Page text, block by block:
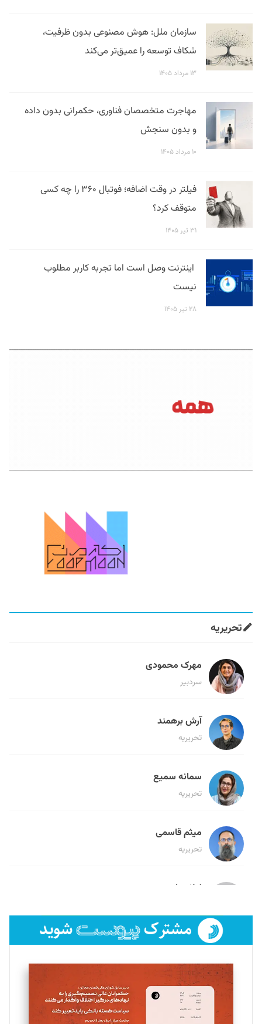
سازمان ملل: هوش مصنوعی بدون ظرفیت،
شکاف توسعه را عمیق‌تر می‌کند
۱۳ مرداد ۱۴۰۵
مهاجرت متخصصان فناوری، حکمرانی بدون داده
و بدون سنجش
۱۰ مرداد ۱۴۰۵
فیلتر در وقت اضافه؛ فوتبال ۳۶۰ را چه کسی
متوقف کرد؟
۳۱ تیر ۱۴۰۵
اینترنت وصل است اما تجربه کاربر مطلوب
نیست
۲۸ تیر ۱۴۰۵
تحریریه
مهرک محمودی
سردبیر
آرش برهمند
تحریریه
سمانه سمیع
تحریریه
میثم قاسمی
تحریریه
لیلا حنارود
فائزه فتحی رستمی
تحریریه
سروش کرمیان
تحریریه